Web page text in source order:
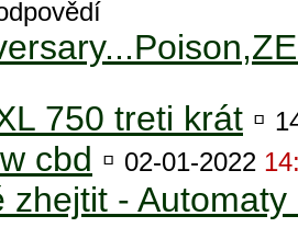
750 treti krát ▫
cbd ▫ 02-01-2022
zhejtit -